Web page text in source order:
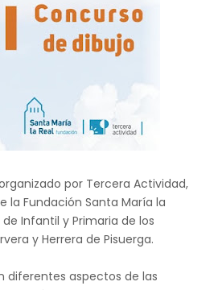
por Tercera Actividad,
Fundación Santa María la
Infantil y Primaria de los
y Herrera de Pisuerga.
diferentes aspectos de las